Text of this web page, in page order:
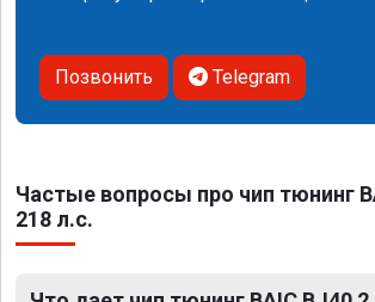
Позвонить Telegram
Частые вопросы про чип тюнинг
218 л.с.